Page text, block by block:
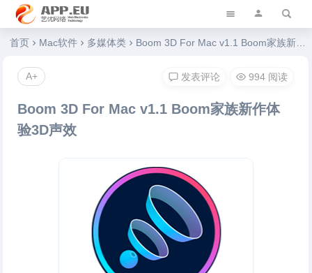
艺优软件乐园
首页 Mac软件 多媒体类 Boom 3D For Mac v1.1 Boom家族新作体验3D声效
Boom 3D For Mac v1.1 Boom家族新作体
验3D声效
发表评论 994 阅读
A+